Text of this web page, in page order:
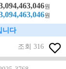
원
원
니다
조회 316